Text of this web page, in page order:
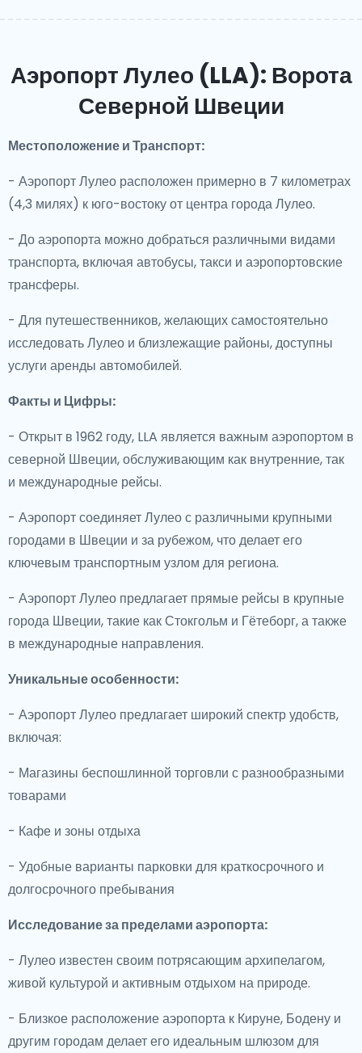
Аэропорт Лулео (LLA): Ворота
Северной Швеции
Местоположение и Транспорт:
- Аэропорт Лулео расположен примерно в 7 километрах
(4,3 милях) к юго-востоку от центра города Лулео.
- До аэропорта можно добраться различными видами
транспорта, включая автобусы, такси и аэропортовские
трансферы.
- Для путешественников, желающих самостоятельно
исследовать Лулео и близлежащие районы, доступны
услуги аренды автомобилей.
Факты и Цифры:
- Открыт в 1962 году, LLA является важным аэропортом в
северной Швеции, обслуживающим как внутренние, так
и международные рейсы.
- Аэропорт соединяет Лулео с различными крупными
городами в Швеции и за рубежом, что делает его
ключевым транспортным узлом для региона.
- Аэропорт Лулео предлагает прямые рейсы в крупные
города Швеции, такие как Стокгольм и Гётеборг, а также
в международные направления.
Уникальные особенности:
- Аэропорт Лулео предлагает широкий спектр удобств,
включая:
- Магазины беспошлинной торговли с разнообразными
товарами
- Кафе и зоны отдыха
- Удобные варианты парковки для краткосрочного и
долгосрочного пребывания
Исследование за пределами аэропорта:
- Лулео известен своим потрясающим архипелагом,
живой культурой и активным отдыхом на природе.
- Близкое расположение аэропорта к Кируне, Бодену и
другим городам делает его идеальным шлюзом для